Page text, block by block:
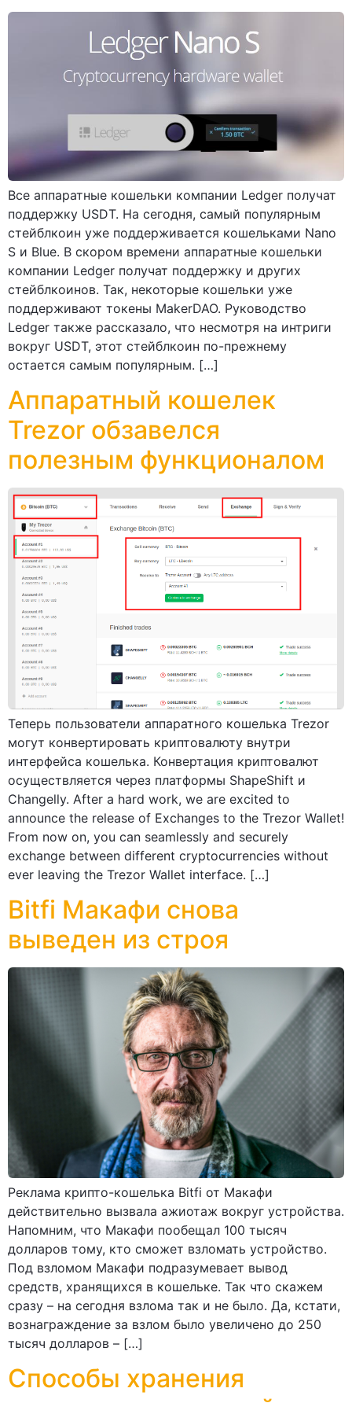
Все аппаратные кошельки компании Ledger получат
поддержку USDT. На сегодня, самый популярным
стейблкоин уже поддерживается кошельками Nano
S и Blue. В скором времени аппаратные кошельки
компании Ledger получат поддержку и других
стейблкоинов. Так, некоторые кошельки уже
поддерживают токены MakerDAO. Руководство
Ledger также рассказало, что несмотря на интриги
вокруг USDT, этот стейблкоин по-прежнему
остается самым популярным. […]
Аппаратный кошелек
Trezor обзавелся
полезным функционалом
Теперь пользователи аппаратного кошелька Trezor
могут конвертировать криптовалюту внутри
интерфейса кошелька. Конвертация криптовалют
осуществляется через платформы ShapeShift и
Changelly. After a hard work, we are excited to
announce the release of Exchanges to the Trezor Wallet!
From now on, you can seamlessly and securely
exchange between different cryptocurrencies without
ever leaving the Trezor Wallet interface. […]
Bitfi Макафи снова
выведен из строя
Реклама крипто-кошелька Bitfi от Макафи
действительно вызвала ажиотаж вокруг устройства.
Напомним, что Макафи пообещал 100 тысяч
долларов тому, кто сможет взломать устройство.
Под взломом Макафи подразумевает вывод
средств, хранящихся в кошельке. Так что скажем
сразу – на сегодня взлома так и не было. Да, кстати,
вознаграждение за взлом было увеличено до 250
тысяч долларов – […]
Способы хранения